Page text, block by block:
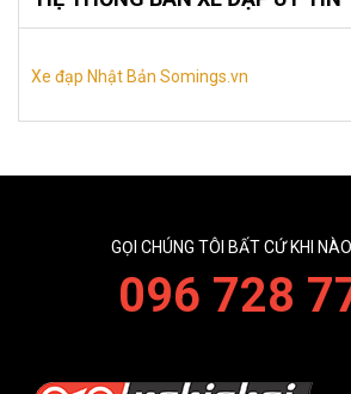
Xe đạp Nhật Bản Somings.vn
GỌI CHÚNG TÔI BẤT CỨ KHI
096 728